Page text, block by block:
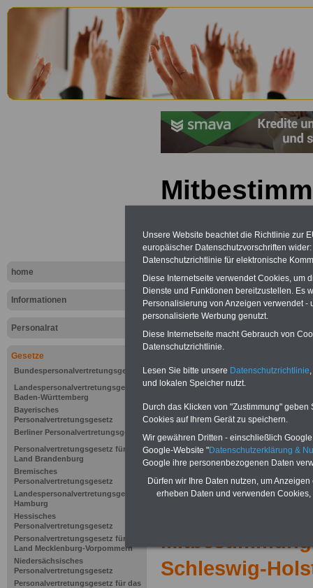
home
Informationen
Personalrat
Gesetze
Bundespersonalvertretungsgesetz
Landespersonalvertretungsgesetz
Baden-Württemberg
Bayerisches
Personalvertretungsgesetz
Berliner Personalvertretungsgesetz
Personalvertretungsgesetz für das
Land Brandenburg
Bremisches
Personalvertretungsgesetz
Landespersonalvertretungsgesetz
Hamburg
Hessisches
Personalvertretungsgesetz
Personalvertretungsgesetz für das
Land Mecklenburg-Vorpommern
Niedersächsisches
Personalvertretungsgesetz
Personalvertretungsgesetz für das
Schl.-H.): §
Schleswig-
Unsere Website beachtet die Richtlinie zur
europäischer Datenschutzvorschriften
Datenschutzrichtlinie für elektronische
Diese Internetseite verwendet Cookies, um
Dienste und Funktionen bereitzustellen. Es
Personalisierung von Anzeigen verwendet
personalisierte Werbung genutzt.
Diese Internetseite macht Gebrauch von
Datenschutzrichtlinie.
Lesen Sie bitte unsere Datenschutzrichtlinie
und lokalen Speicher nutzt.
Durch das Klicken von "Zustimmung"
Cookies auf Ihrem Gerät zu speichern.
Wir gewähren Dritten - einschließlich
Google-Website "Datenschutzerklärung &
Google ihre personenbezogenen Daten
Dürfen wir Ihre Daten nutzen, um
erheben Daten und verwenden